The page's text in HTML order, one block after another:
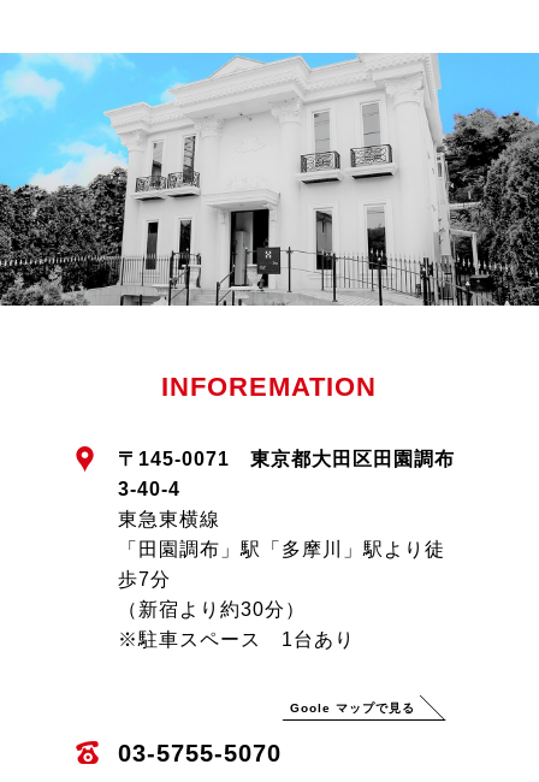
INFOREMATION
〒145-0071 東京都大田区田園調布
3-40-4
東急東横線
「田園調布」駅「多摩川」駅より徒
歩7分
（新宿より約30分）
※駐車スペース 1台あり
Goole マップで見る
03-5755-5070